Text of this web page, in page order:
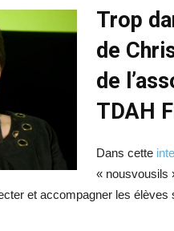
Trop
de
de
TDAH
Dans cette
« nousvousils
et accompagner les élèves